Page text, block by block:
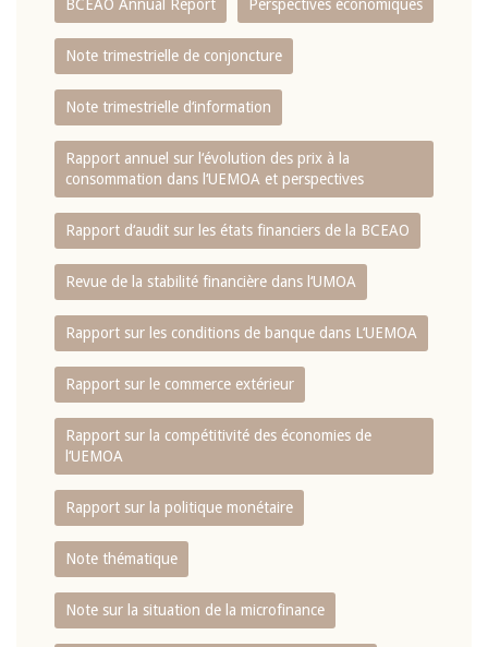
BCEAO Annual Report Perspectives économiques
Note trimestrielle de conjoncture
Note trimestrielle d‘information
Rapport annuel sur l‘évolution des prix à la
consommation dans l‘UEMOA et perspectives
Rapport d‘audit sur les états financiers de la BCEAO
Revue de la stabilité financière dans l‘UMOA
Rapport sur les conditions de banque dans L‘UEMOA
Rapport sur le commerce extérieur
Rapport sur la compétitivité des économies de
l‘UEMOA
Rapport sur la politique monétaire
Note thématique
Note sur la situation de la microfinance